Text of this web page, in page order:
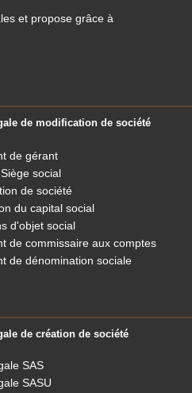
et propose grâce à
de modification de société
de gérant
social
de société
du capital social
d'objet social
de commissaire aux comptes
de dénomination sociale
de création de société
SAS
SASU